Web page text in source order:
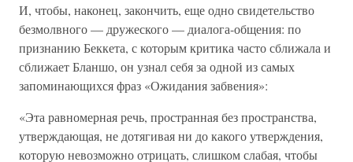
И, чтобы, наконец, закончить, еще одно свидетельство
безмолвного — дружеского — диалога-общения: по
признанию Беккета, с которым критика часто сближала и
сближает Бланшо, он узнал себя за одной из самых
запоминающихся фраз «Ожидания забвения»:
«Эта равномерная речь, пространная без пространства,
утверждающая, не дотягивая ни до какого утверждения,
которую невозможно отрицать, слишком слабая, чтобы